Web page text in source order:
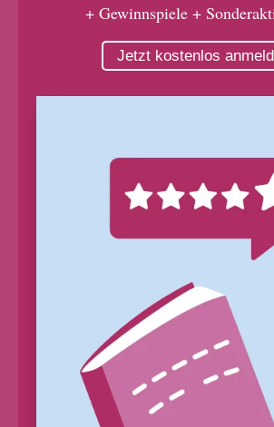
+ Gewinnspiele +
Jetzt kostenlos